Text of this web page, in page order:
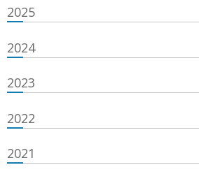
2025
2024
2023
2022
2021